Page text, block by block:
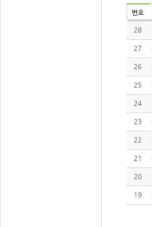
번호
28
27
26
25
24
23
22
21
20
19